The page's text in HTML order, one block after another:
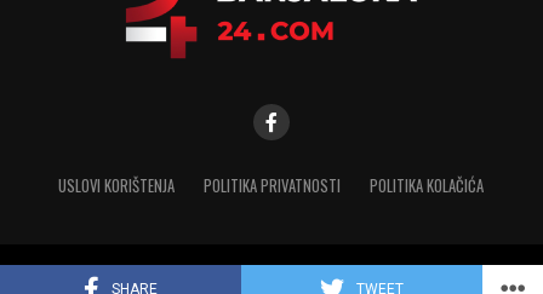
SHARE TWEET
USLOVI KORIŠTENJA POLITIKA PRIVATNOSTI POLITIKA KOLAČIĆA
Copyright © 2025 banjaluka-24.com. Sva prava zadržana